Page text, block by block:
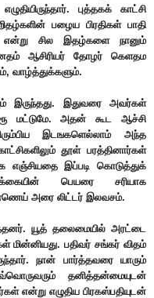
புத்தகக் காட்சி
பழைய பிரதிகள் பாதி
என்று சில இதழ்களை நானும்
ஆசிரியர் தோழர் கெளதம
வாழ்த்துக்களும்.
இருந்தது. இதுவரை அவர்கள்
மட்டுமே. அதன் கூட ஆச்சி
இடஙகளெல்லாம் அந்த
தூள் பரத்தினார்கள்
எஞ்சியதை இப்படி கொடுத்துக்
பெயரை சரியாக
அரை லிட்டர் இலவசம்.
யூத் தலைமையில் அரட்டை
மின்னியது. பதிவர் சங்கர் விதம்
நான் பார்த்தவரை யாரும்
தனித்தன்மையுடன்
என்று எழுதிய பிரகஸ்பதியுடன்